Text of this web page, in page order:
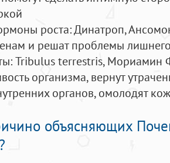
роста: Динатроп,
и решат проблемы
Tribulus terrestris, Мориамин
организма, вернут
органов, омолодят
объясняющих